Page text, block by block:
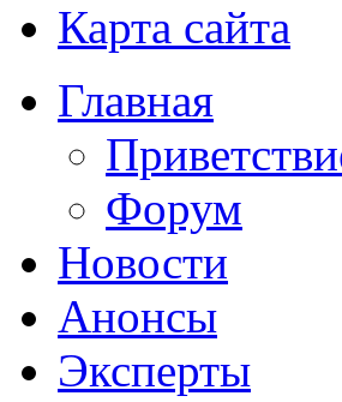
Карта сайта
Главная
Форум
Новости
Анонсы
Эксперты